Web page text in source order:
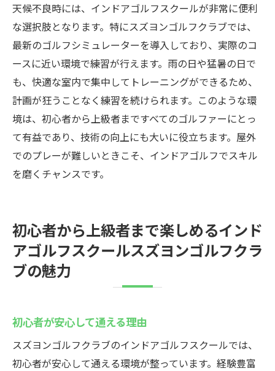
天候不良時には、インドアゴルフスクールが非常に便利
な選択肢となります。特にスズヨンゴルフクラブでは、
最新のゴルフシミュレーターを導入しており、実際のコ
ースに近い環境で練習が行えます。雨の日や猛暑の日で
も、快適な室内で集中してトレーニングができるため、
計画が狂うことなく練習を続けられます。このような環
境は、初心者から上級者まですべてのゴルファーにとっ
て有益であり、技術の向上にも大いに役立ちます。屋外
でのプレーが難しいときこそ、インドアゴルフでスキル
を磨くチャンスです。
初心者から上級者まで楽しめるインド
アゴルフスクールスズヨンゴルフクラ
ブの魅力
初心者が安心して通える理由
スズヨンゴルフクラブのインドアゴルフスクールでは、
初心者が安心して通える環境が整っています。経験豊富